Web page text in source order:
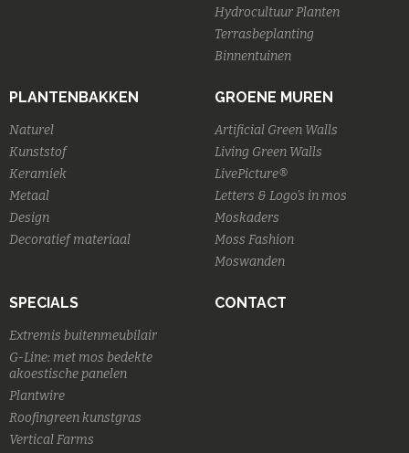
Hydrocultuur Planten
Terrasbeplanting
Binnentuinen
PLANTENBAKKEN
Naturel
Kunststof
Keramiek
Metaal
Design
Decoratief materiaal
GROENE MUREN
Artificial Green Walls
Living Green Walls
LivePicture®
Letters & Logo's in mos
Moskaders
Moss Fashion
Moswanden
SPECIALS
Extremis buitenmeubilair
G-Line: met mos bedekte
akoestische panelen
Plantwire
Roofingreen kunstgras
Vertical Farms
CONTACT